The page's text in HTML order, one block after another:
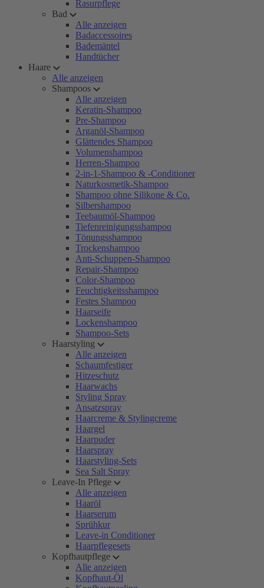
Rasurpflege
Bad
Alle anzeigen
Badaccessoires
Bademäntel
Handtücher
Haare
Alle anzeigen
Shampoos
Alle anzeigen
Keratin-Shampoo
Pre-Shampoo
Arganöl-Shampoo
Glättendes Shampoo
Volumenshampoo
Herren-Shampoo
2-in-1-Shampoo & -Conditioner
Naturkosmetik-Shampoo
Shampoo ohne Silikone & Co.
Silbershampoo
Teebaumöl-Shampoo
Tiefenreinigungsshampoo
Tönungsshampoo
Trockenshampoo
Anti-Schuppen-Shampoo
Repair-Shampoo
Color-Shampoo
Feuchtigkeitsshampoo
Festes Shampoo
Haarseife
Lockenshampoo
Shampoo-Sets
Haarstyling
Alle anzeigen
Schaumfestiger
Hitzeschutz
Haarwachs
Styling Spray
Ansatzspray
Haarcreme & Stylingcreme
Haargel
Haarpuder
Haarspray
Haarstyling-Sets
Sea Salt Spray
Leave-In Pflege
Alle anzeigen
Haaröl
Haarserum
Sprühkur
Leave-in Conditioner
Haarpflegesets
Kopfhautpflege
Alle anzeigen
Kopfhaut-Öl